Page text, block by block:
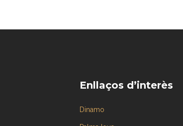
Enllaços d’interès
Dinamo